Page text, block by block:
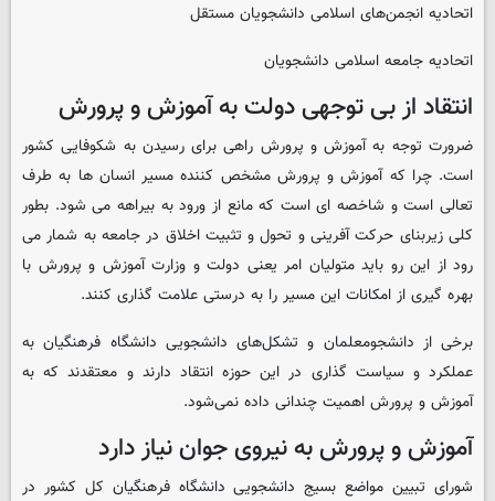
اتحادیه انجمن‌های اسلامی دانشجویان مستقل
اتحادیه جامعه اسلامی دانشجویان
انتقاد از بی توجهی دولت به آموزش و پرورش
ضرورت توجه به آموزش و پرورش راهی برای رسیدن به شکوفایی کشور
است. چرا که آموزش و پرورش مشخص کننده مسیر انسان ها به طرف
تعالی است و شاخصه ای است که مانع از ورود به بیراهه می شود. بطور
کلی زیربنای حرکت آفرینی و تحول و تثبیت اخلاق در جامعه به شمار می
رود از این رو باید متولیان امر یعنی دولت و وزارت آموزش و پرورش با
بهره گیری از امکانات این مسیر را به درستی علامت گذاری کنند.
برخی از دانشجومعلمان و تشکل‌های دانشجویی دانشگاه فرهنگیان به
عملکرد و سیاست گذاری در این حوزه انتقاد دارند و معتقدند که به
آموزش و پرورش اهمیت چندانی داده نمی‌شود.
آموزش و پرورش به نیروی جوان نیاز دارد
شورای تبیین مواضع بسیج دانشجویی دانشگاه فرهنگیان کل کشور در